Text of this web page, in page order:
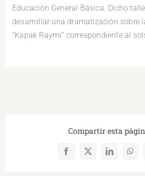
Educación General Básica. Dicho
desarrollar una dramatización sobre
“Kapak Raymi” correspondiente al
Compartir esta
Facebook
X LinkedIn